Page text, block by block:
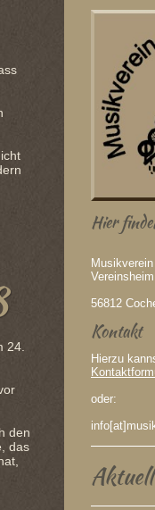
24.
den
das
Hier
56812
Kontakt
Hierzu
oder:
Aktuell